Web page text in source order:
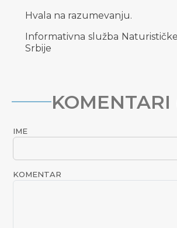
Hvala na razumevanju.
Informativna služba
Srbije
KOMENTARI
IME
KOMENTAR